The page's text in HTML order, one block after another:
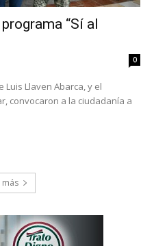
“Sí al
0
Luis Llaven Abarca, y el
convocaron a la ciudadanía a
más